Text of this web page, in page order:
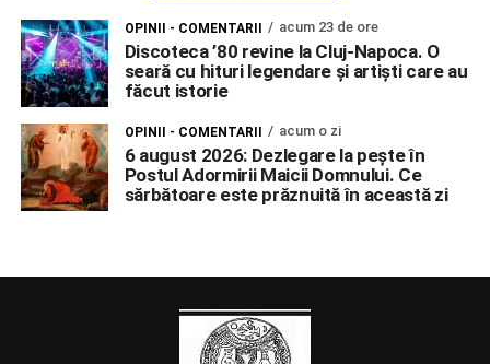
OPINII - COMENTARII acum 23 de ore
Discoteca ’80 revine la Cluj-Napoca. O
seară cu hituri legendare și artiști care au
făcut istorie
OPINII - COMENTARII acum o zi
6 august 2026: Dezlegare la pește în
Postul Adormirii Maicii Domnului. Ce
sărbătoare este prăznuită în această zi